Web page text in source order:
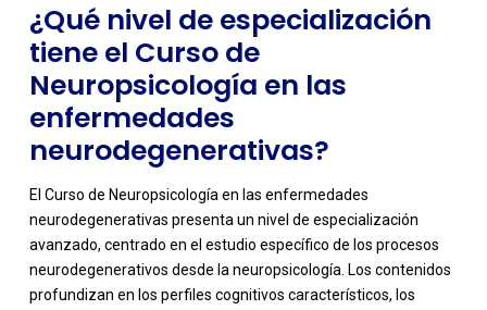
¿Qué nivel de especialización
tiene el Curso de
Neuropsicología en las
enfermedades
neurodegenerativas?
El Curso de Neuropsicología en las enfermedades
neurodegenerativas presenta un nivel de especialización
avanzado, centrado en el estudio específico de los procesos
neurodegenerativos desde la neuropsicología. Los contenidos
profundizan en los perfiles cognitivos característicos, los